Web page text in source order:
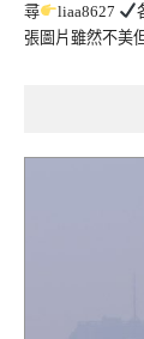
尋
liaa8627
張圖片雖然不美